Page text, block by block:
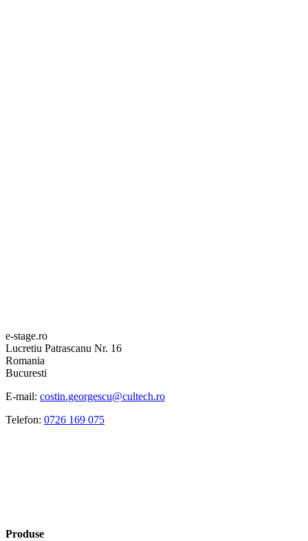
e-stage.ro
Lucretiu Patrascanu Nr. 16
Romania
Bucuresti
E-mail: costin.georgescu@cultech.ro
Telefon: 0726 169 075
Produse